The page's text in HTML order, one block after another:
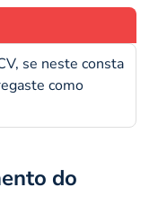
se neste consta
como
do